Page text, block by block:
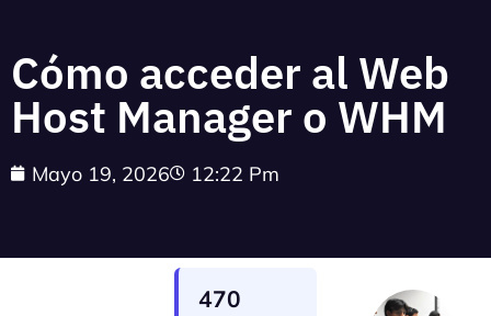
Cómo acceder al Web
Host Manager o WHM
Mayo 19, 2026 12:22 Pm
470